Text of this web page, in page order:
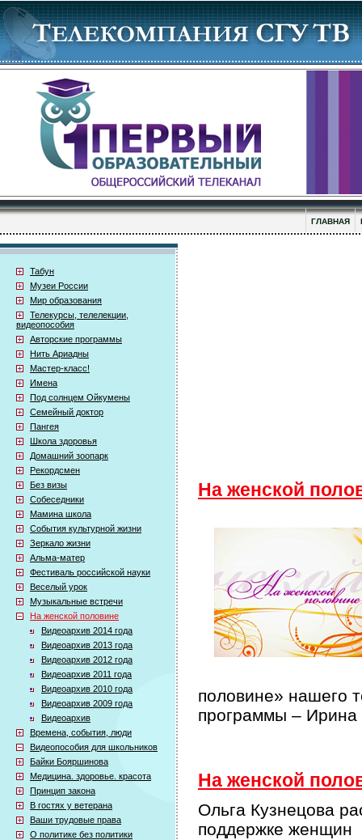
ГЛАВНАЯ
Табун
Музеи России
Мир образования
Телекурсы, телелекции,
видеопособия
Авторские программы
Нить Ариадны
Мастер-класс!
Имена
Под солнцем Ойкумены
Семейный доктор
Пангея
Школа здоровья
Домашний зоопарк
Рекордсмен
Без визы
Собеседники
Мамина школа
События культурной жизни
Зеркало жизни
Альма-матер
Фестиваль российской науки
Веселый урок
Музыкальные встречи
На женской половине
Видеоархив 2014 года
Видеоархив 2013 года
Видеоархив 2012 года
Видеоархив 2011 года
Видеоархив 2010 года
Видеоархив 2009 года
Видеоархив
Времена, события, люди
Видеопособия для школьников
Байки Бояршинова
Медицина. здоровье. красота
Принцип закона
В гостях у ветерана
Ваши трудовые права
О политике без политики
На женской
половине» нашего
программы –
На женской
Ольга Кузнецова
поддержке женщин